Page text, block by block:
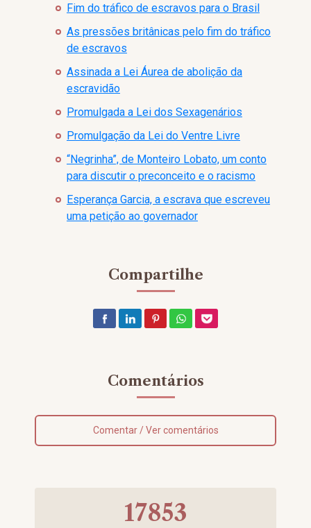
17853
Fim do tráfico de escravos para o Brasil
As pressões britânicas pelo fim do tráfico
de escravos
Assinada a Lei Áurea de abolição da
escravidão
Promulgada a Lei dos Sexagenários
Promulgação da Lei do Ventre Livre
“Negrinha”, de Monteiro Lobato, um conto
para discutir o preconceito e o racismo
Esperança Garcia, a escrava que escreveu
uma petição ao governador
Compartilhe
Comentários
Comentar / Ver comentários